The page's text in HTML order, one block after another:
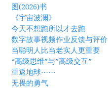
图(2026)书
《宇宙波澜》
今天不想跑所以才去跑
数字故事视频作业反馈与评价
当聪明人比当老实人更重要
“高级思维”与”高级交互”
重返地球⋯⋯
无畏的勇气